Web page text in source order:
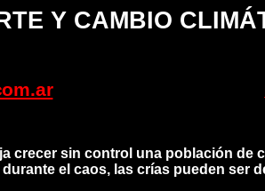
Y CAMBIO
crecer sin control una población de
el caos, las crías pueden ser